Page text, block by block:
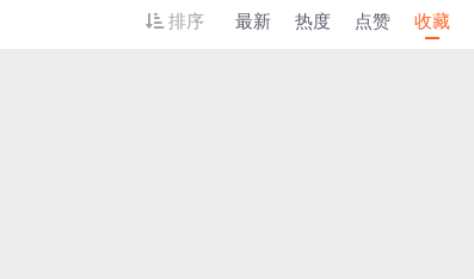
排序 最新 热度 点赞 收藏